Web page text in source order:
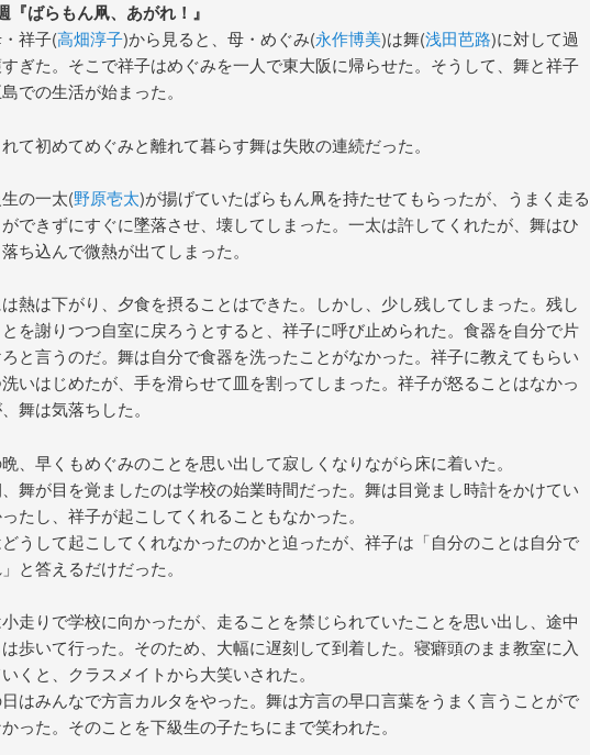
『ばらもん凧、あがれ！』
祥子(高畑淳子)から見ると、母・めぐみ(永作博美)は舞(浅田芭路)に対して過
ぎた。そこで祥子はめぐみを一人で東大阪に帰らせた。そうして、舞と祥子
での生活が始まった。
て初めてめぐみと離れて暮らす舞は失敗の連続だった。
の一太(野原壱太)が揚げていたばらもん凧を持たせてもらったが、うまく走る
できずにすぐに墜落させ、壊してしまった。一太は許してくれたが、舞はひ
ち込んで微熱が出てしまった。
熱は下がり、夕食を摂ることはできた。しかし、少し残してしまった。残し
を謝りつつ自室に戻ろうとすると、祥子に呼び止められた。食器を自分で片
と言うのだ。舞は自分で食器を洗ったことがなかった。祥子に教えてもらい
いはじめたが、手を滑らせて皿を割ってしまった。祥子が怒ることはなかっ
舞は気落ちした。
、早くもめぐみのことを思い出して寂しくなりながら床に着いた。
舞が目を覚ましたのは学校の始業時間だった。舞は目覚まし時計をかけてい
たし、祥子が起こしてくれることもなかった。
うして起こしてくれなかったのかと迫ったが、祥子は「自分のことは自分で
と答えるだけだった。
走りで学校に向かったが、走ることを禁じられていたことを思い出し、途中
歩いて行った。そのため、大幅に遅刻して到着した。寝癖頭のまま教室に入
くと、クラスメイトから大笑いされた。
はみんなで方言カルタをやった。舞は方言の早口言葉をうまく言うことがで
った。そのことを下級生の子たちにまで笑われた。